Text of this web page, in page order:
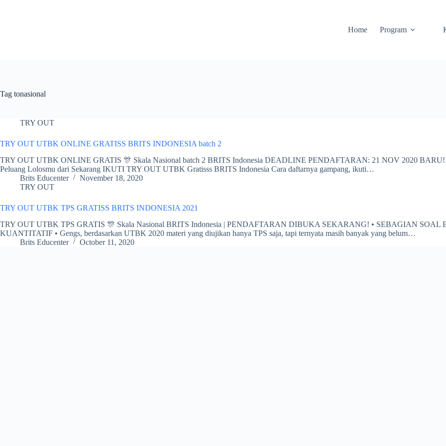
Home
Program
Tag tonasional
TRY OUT
TRY OUT UTBK ONLINE GRATISS BRITS INDONESIA batch 2
TRY OUT UTBK ONLINE GRATIS 🎊 Skala Nasional batch 2 BRITS Indonesia DEADLINE PENDAFTARAN: 21 NOV 2020
Peluang Lolosmu dari Sekarang IKUTI TRY OUT UTBK Gratisss BRITS Indonesia Cara daftarnya gampang, ikuti…
Brits Educenter
November 18, 2020
TRY OUT
TRY OUT UTBK TPS GRATISS BRITS INDONESIA 2021
TRY OUT UTBK TPS GRATIS 🎊 Skala Nasional BRITS Indonesia | PENDAFTARAN DIBUKA SEKARANG! • SEBAGIAN
KUANTITATIF • Gengs, berdasarkan UTBK 2020 materi yang diujikan hanya TPS saja, tapi ternyata masih banyak yang belum…
Brits Educenter
October 11, 2020